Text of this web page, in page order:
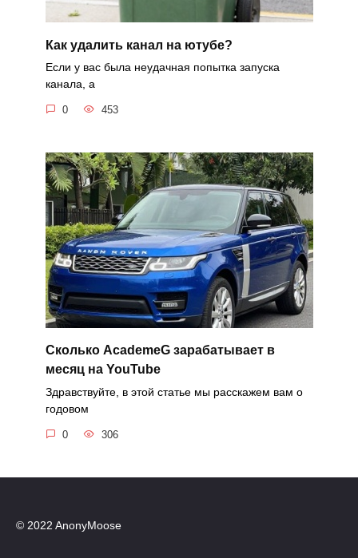
Как удалить канал на ютубе?
Если у вас была неудачная попытка запуска
канала, а
0 453
Сколько AcademeG зарабатывает в
месяц на YouTube
Здравствуйте, в этой статье мы расскажем вам о
годовом
0 306
© 2022 AnonyMoose